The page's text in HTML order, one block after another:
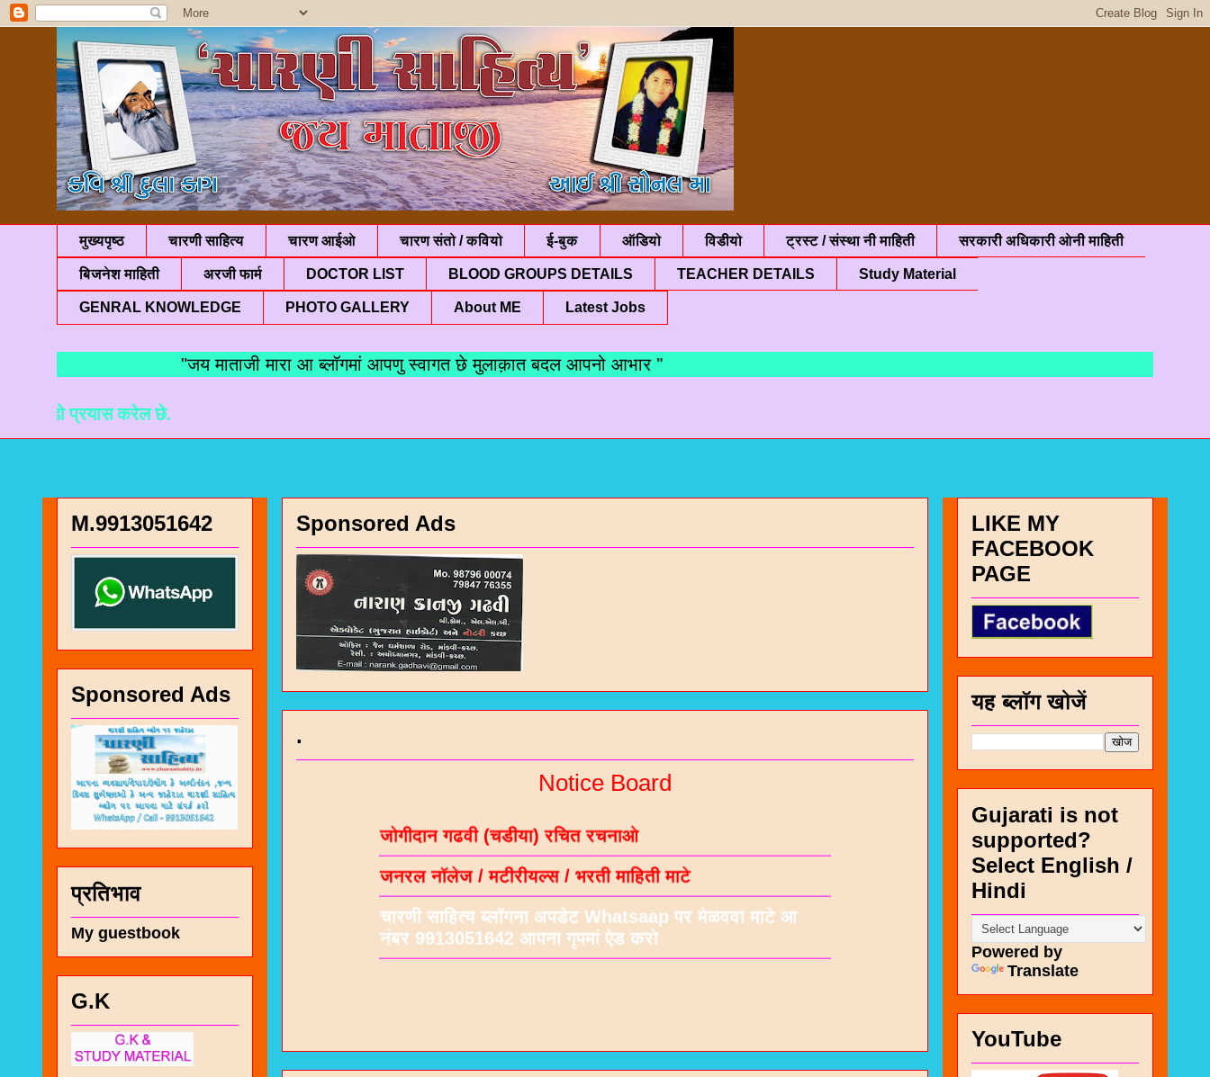
मुख्यपृष्ठ चारणी साहित्य चारण आईओ चारण संतो / कवियो ई-बुक ऑडियो विडीयो ट्रस्ट / संस्था नी माहिती सरकारी अधिकारी ओनी माहिती
बिजनेश माहिती अरजी फार्म DOCTOR LIST BLOOD GROUPS DETAILS TEACHER DETAILS Study Material
GENRAL KNOWLEDGE PHOTO GALLERY About ME Latest Jobs
"जय माताजी मारा आ ब्लॉगमां आपणु स्वागत छे मुलाक़ात बदल आपनो आभार "
प्रयास करेल छे.
Sponsored Ads
.
Notice Board
चारण संतो / कविओ
जोगीदान गढवी (चडीया) रचित रचनाओ
जनरल नॉलेज / मटीरीयल्स / भरती माहिती माटे
चारणी साहित्य ब्लॉगना अपडेट Whatsaap पर मेळववा माटे आ
नंबर 9913051642 आपना गृपमां ऐड करो
M.9913051642
Sponsored Ads
प्रतिभाव
My guestbook
G.K
LIKE MY
FACEBOOK
PAGE
यह ब्लॉग खोजें
Gujarati is not
supported?
Select English /
Hindi
Powered by
Translate
YouTube